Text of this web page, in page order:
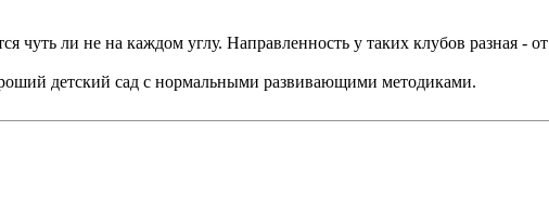
чуть ли не на каждом углу. Направленность у таких клубов разная - от
детский сад с нормальными развивающими методиками.